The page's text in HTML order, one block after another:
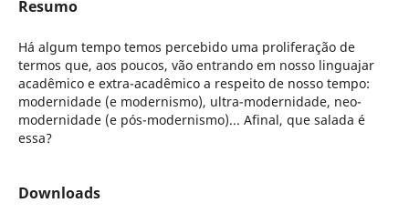
Resumo
Há algum tempo temos percebido uma proliferação de
termos que, aos poucos, vão entrando em nosso linguajar
acadêmico e extra-acadêmico a respeito de nosso tempo:
modernidade (e modernismo), ultra-modernidade, neo-
modernidade (e pós-modernismo)... Afinal, que salada é
essa?
Downloads